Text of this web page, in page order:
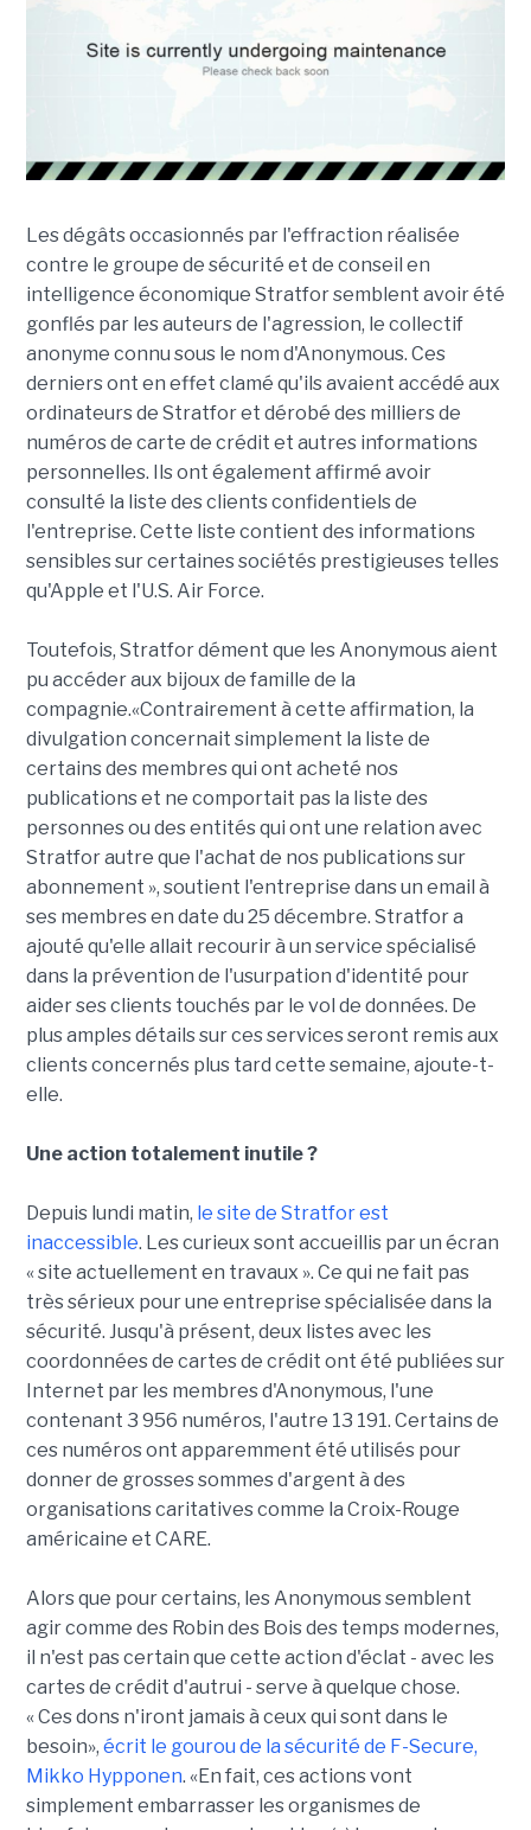
Les dégâts occasionnés par l'effraction réalisée
contre le groupe de sécurité et de conseil en
intelligence économique Stratfor semblent avoir été
gonflés par les auteurs de l'agression, le collectif
anonyme connu sous le nom d'Anonymous. Ces
derniers ont en effet clamé qu'ils avaient accédé aux
ordinateurs de Stratfor et dérobé des milliers de
numéros de carte de crédit et autres informations
personnelles. Ils ont également affirmé avoir
consulté la liste des clients confidentiels de
l'entreprise. Cette liste contient des informations
sensibles sur certaines sociétés prestigieuses telles
qu'Apple et l'U.S. Air Force.
Toutefois, Stratfor dément que les Anonymous aient
pu accéder aux bijoux de famille de la
compagnie.«Contrairement à cette affirmation, la
divulgation concernait simplement la liste de
certains des membres qui ont acheté nos
publications et ne comportait pas la liste des
personnes ou des entités qui ont une relation avec
Stratfor autre que l'achat de nos publications sur
abonnement », soutient l'entreprise dans un email à
ses membres en date du 25 décembre. Stratfor a
ajouté qu'elle allait recourir à un service spécialisé
dans la prévention de l'usurpation d'identité pour
aider ses clients touchés par le vol de données. De
plus amples détails sur ces services seront remis aux
clients concernés plus tard cette semaine, ajoute-t-
elle.
Une action totalement inutile ?
Depuis lundi matin, le site de Stratfor est
inaccessible. Les curieux sont accueillis par un écran
« site actuellement en travaux ». Ce qui ne fait pas
très sérieux pour une entreprise spécialisée dans la
sécurité. Jusqu'à présent, deux listes avec les
coordonnées de cartes de crédit ont été publiées sur
Internet par les membres d'Anonymous, l'une
contenant 3 956 numéros, l'autre 13 191. Certains de
ces numéros ont apparemment été utilisés pour
donner de grosses sommes d'argent à des
organisations caritatives comme la Croix-Rouge
américaine et CARE.
Alors que pour certains, les Anonymous semblent
agir comme des Robin des Bois des temps modernes,
il n'est pas certain que cette action d'éclat - avec les
cartes de crédit d'autrui - serve à quelque chose.
« Ces dons n'iront jamais à ceux qui sont dans le
besoin», écrit le gourou de la sécurité de F-Secure,
Mikko Hypponen. «En fait, ces actions vont
simplement embarrasser les organismes de